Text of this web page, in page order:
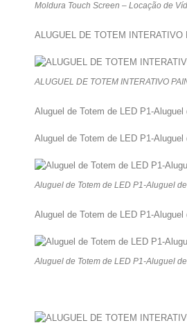
Moldura Touch Screen – Locação de
ALUGUEL DE TOTEM
ALUGUEL DE TOTEM INTERATIVO
Aluguel de Totem de LED P1-
Aluguel de Totem de LED P1-
Aluguel de Totem de LED P1-Aluguel
Aluguel de Totem de LED P1-
Aluguel de Totem de LED P1-Aluguel